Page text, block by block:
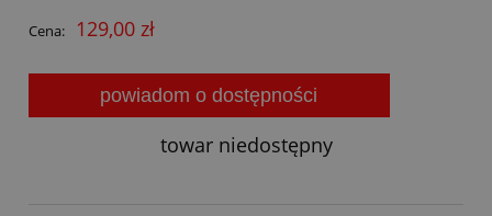
Cena: 129,00 zł
powiadom o dostępności
towar niedostępny